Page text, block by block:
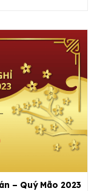
– Quý Mão 2023